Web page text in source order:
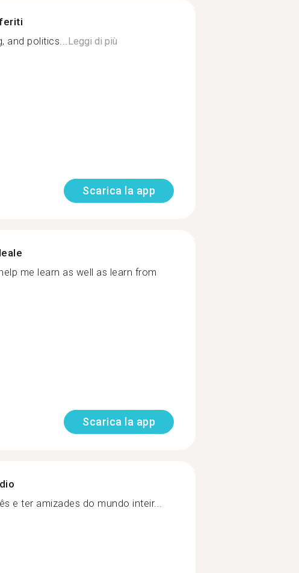
and politics...Leggi di più
Scarica la app
me learn as well as learn from
Scarica la app
e ter amizades do mundo inteir...